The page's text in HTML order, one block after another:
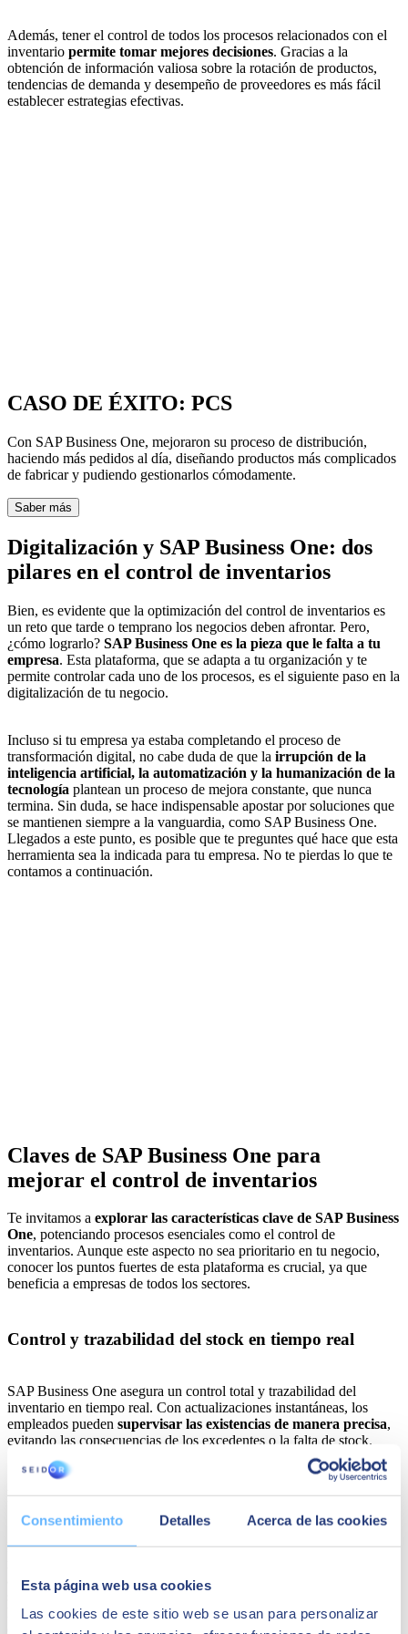
Consentimiento Detalles Acerca de las cookies
Esta página web usa cookies
Las cookies de este sitio web se usan para personalizar
Además, tener el control de todos los procesos relacionados con el
inventario permite tomar mejores decisiones. Gracias a la
obtención de información valiosa sobre la rotación de productos,
tendencias de demanda y desempeño de proveedores es más fácil
establecer estrategias efectivas.
CASO DE ÉXITO: PCS
Con SAP Business One, mejoraron su proceso de distribución,
haciendo más pedidos al día, diseñando productos más complicados
de fabricar y pudiendo gestionarlos cómodamente.
Saber más
Digitalización y SAP Business One: dos
pilares en el control de inventarios
Bien, es evidente que la optimización del control de inventarios es
un reto que tarde o temprano los negocios deben afrontar. Pero,
¿cómo lograrlo? SAP Business One es la pieza que le falta a tu
empresa. Esta plataforma, que se adapta a tu organización y te
permite controlar cada uno de los procesos, es el siguiente paso en la
digitalización de tu negocio.
Incluso si tu empresa ya estaba completando el proceso de
transformación digital, no cabe duda de que la irrupción de la
inteligencia artificial, la automatización y la humanización de la
tecnología plantean un proceso de mejora constante, que nunca
termina. Sin duda, se hace indispensable apostar por soluciones que
se mantienen siempre a la vanguardia, como SAP Business One.
Llegados a este punto, es posible que te preguntes qué hace que esta
herramienta sea la indicada para tu empresa. No te pierdas lo que te
contamos a continuación.
Claves de SAP Business One para
mejorar el control de inventarios
Te invitamos a explorar las características clave de SAP Business
One, potenciando procesos esenciales como el control de
inventarios. Aunque este aspecto no sea prioritario en tu negocio,
conocer los puntos fuertes de esta plataforma es crucial, ya que
beneficia a empresas de todos los sectores.
Control y trazabilidad del stock en tiempo real
SAP Business One asegura un control total y trazabilidad del
inventario en tiempo real. Con actualizaciones instantáneas, los
empleados pueden supervisar las existencias de manera precisa,
evitando las consecuencias de los excedentes o la falta de stock.
Planificación de Necesidades de Materiales (MRP)
Equipado con avanzadas funciones MRP, la plataforma de SAP
avanzada de las demandas de la empresa y evita que la cadena de
suministro se desequilibre. Unifica toda la información en un solo
lugar e integra el control de inventarios con el resto de los
departamentos.